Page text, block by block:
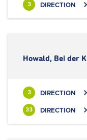
3 DIRECTION
Howald, Bei der
3 DIRECTION
33 DIRECTION